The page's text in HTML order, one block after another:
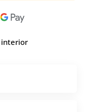
interior